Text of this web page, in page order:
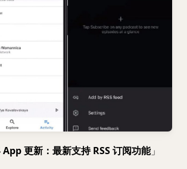
更新：最新支持 RSS 订阅功能」